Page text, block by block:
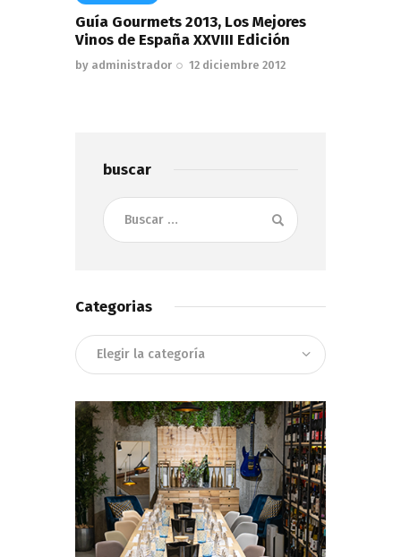
Guía Gourmets 2013, Los Mejores
Vinos de España XXVIII Edición
by administrador 12 diciembre 2012
buscar
Buscar:
Categorias
Categorias